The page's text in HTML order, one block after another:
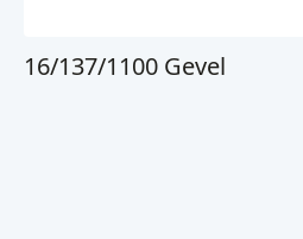
16/137/1100 Gevel